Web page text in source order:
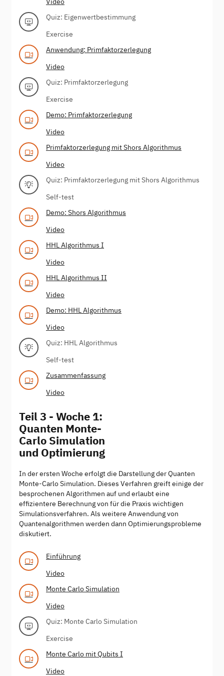
Quiz: Eigenwertbestimmung
Exercise
Anwendung: Primfaktorzerlegung
Video
Quiz: Primfaktorzerlegung
Exercise
Demo: Primfaktorzerlegung
Video
Primfaktorzerlegung mit Shors Algorithmus
Video
Quiz: Primfaktorzerlegung mit Shors Algorithmus
Self-test
Demo: Shors Algorithmus
Video
HHL Algorithmus I
Video
HHL Algorithmus II
Video
Demo: HHL Algorithmus
Video
Quiz: HHL Algorithmus
Self-test
Zusammenfassung
Video
Teil 3 - Woche 1:
Quanten Monte-
Carlo Simulation
und Optimierung
In der ersten Woche erfolgt die Darstellung der Quanten
Monte-Carlo Simulation. Dieses Verfahren greift einige der
besprochenen Algorithmen auf und erlaubt eine
effizientere Berechnung von für die Praxis wichtigen
Simulationsverfahren. Als weitere Anwendung von
Quantenalgorithmen werden dann Optimierungsprobleme
diskutiert.
Einführung
Video
Monte Carlo Simulation
Video
Quiz: Monte Carlo Simulation
Exercise
Monte Carlo mit Qubits I
Video